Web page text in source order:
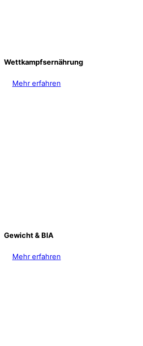
Wettkampfsernährung
Mehr erfahren
Gewicht & BIA
Mehr erfahren